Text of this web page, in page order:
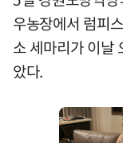
우농장에서 럼피
소 세마리가 이날
았다.